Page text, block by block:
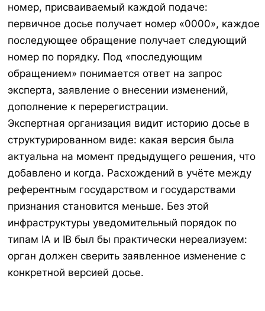
номер, присваиваемый каждой подаче:
первичное досье получает номер «0000», каждое
последующее обращение получает следующий
номер по порядку. Под «последующим
обращением» понимается ответ на запрос
эксперта, заявление о внесении изменений,
дополнение к перерегистрации.
Экспертная организация видит историю досье в
структурированном виде: какая версия была
актуальна на момент предыдущего решения, что
добавлено и когда. Расхождений в учёте между
референтным государством и государствами
признания становится меньше. Без этой
инфраструктуры уведомительный порядок по
типам IA и IB был бы практически нереализуем:
орган должен сверить заявленное изменение с
конкретной версией досье.